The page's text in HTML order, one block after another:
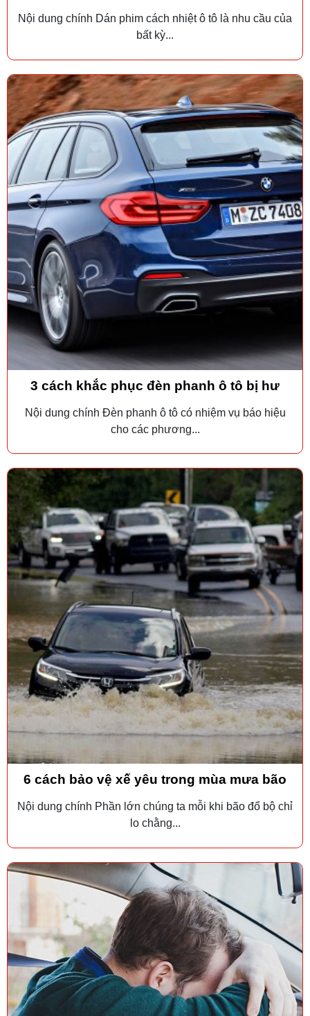
Nội dung chính Dán phim cách nhiệt ô tô là nhu cầu của
bất kỳ...
3 cách khắc phục đèn phanh ô tô bị hư
Nội dung chính Đèn phanh ô tô có nhiệm vụ báo hiệu
cho các phương...
6 cách bảo vệ xế yêu trong mùa mưa bão
Nội dung chính Phần lớn chúng ta mỗi khi bão đổ bộ chỉ
lo chằng...